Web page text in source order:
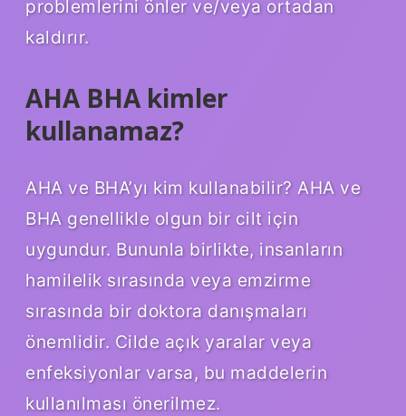
problemlerini önler ve/veya ortadan
kaldırır.
AHA BHA kimler
kullanamaz?
AHA ve BHA’yı kim kullanabilir? AHA ve
BHA genellikle olgun bir cilt için
uygundur. Bununla birlikte, insanların
hamilelik sırasında veya emzirme
sırasında bir doktora danışmaları
önemlidir. Cilde açık yaralar veya
enfeksiyonlar varsa, bu maddelerin
kullanılması önerilmez.